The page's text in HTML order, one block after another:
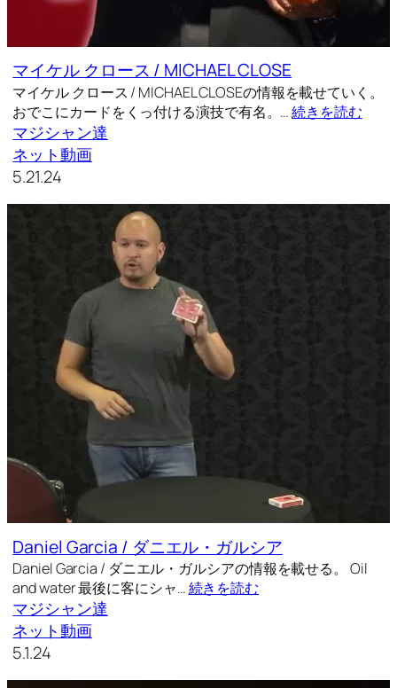
マイケル クロース / MICHAEL CLOSE
マイケル クロース / MICHAEL CLOSEの情報を載せていく。
おでこにカードをくっ付ける演技で有名。…続きを読む
マジシャン達
ネット動画
5.21.24
Daniel Garcia / ダニエル・ガルシア
Daniel Garcia / ダニエル・ガルシアの情報を載せる。 Oil
and water 最後に客にシャ…続きを読む
マジシャン達
ネット動画
5.1.24